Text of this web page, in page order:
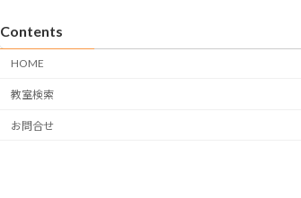
Contents
HOME
教室検索
お問合せ